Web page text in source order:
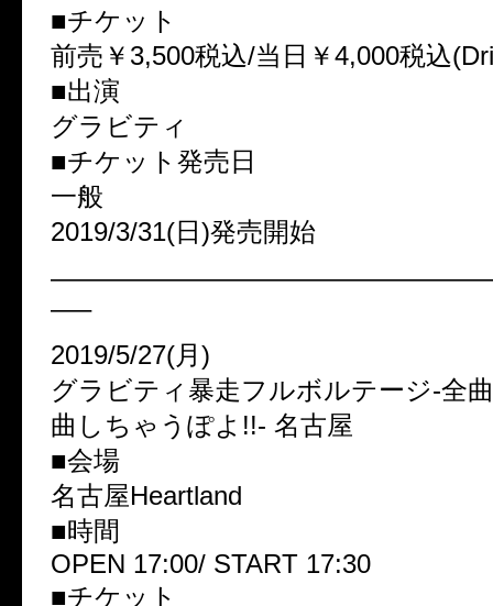
■チケット
前売￥3,500税込/当日￥4,000税込
■出演
グラビティ
■チケット発売日
一般
2019/3/31(日)発売開始
—–
2019/5/27(月)
グラビティ暴走フルボルテージ-全
曲しちゃうぽよ!!- 名古屋
■会場
名古屋Heartland
■時間
OPEN 17:00/ START 17:30
■チケット